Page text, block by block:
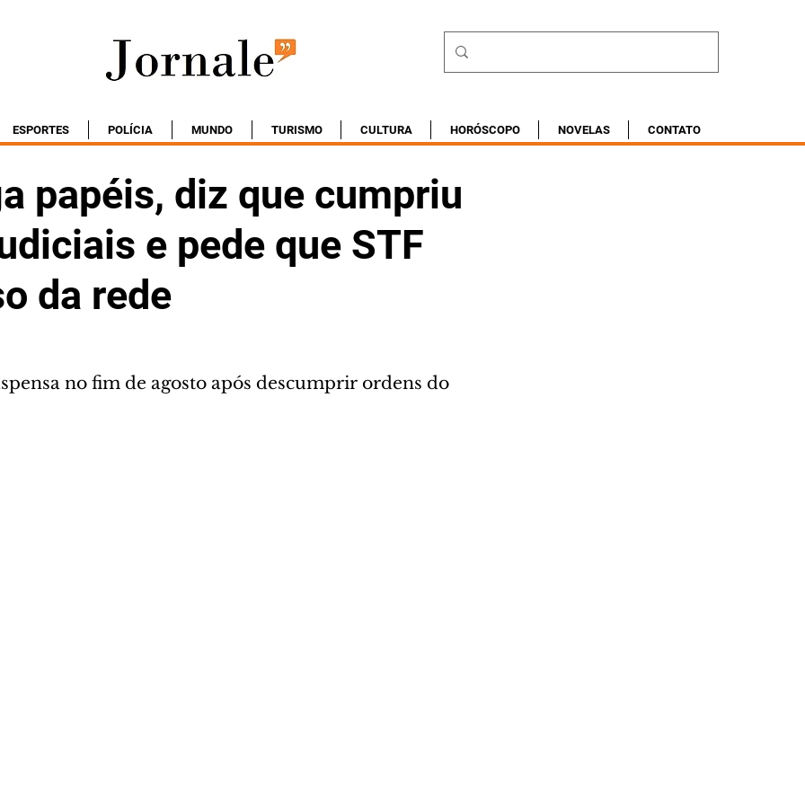
ESPORTES POLÍCIA MUNDO TURISMO CULTURA HORÓSCOPO NOVELAS CONTATO
papéis, diz que cumpriu
e pede que STF
da rede
no fim de agosto após descumprir ordens do